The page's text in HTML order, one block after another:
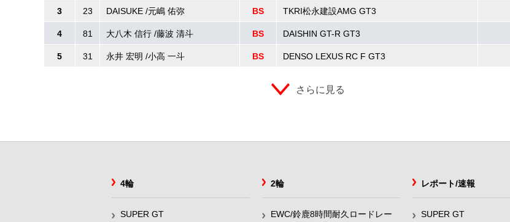
3 23 DAISUKE /元嶋 佑弥 BS TKRI松永建設AMG GT3
4 81 大八木 信行 /藤波 清斗 BS DAISHIN GT-R GT3
5 31 永井 宏明 /小高 一斗 BS DENSO LEXUS RC F GT3
さらに見る
4輪
SUPER GT
2輪
EWC/鈴鹿8時間耐久ロードレー
レポート/速報
SUPER GT